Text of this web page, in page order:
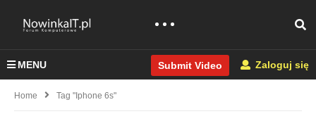
MENU Submit Video Zaloguj się
Home Tag "iphone 6s"